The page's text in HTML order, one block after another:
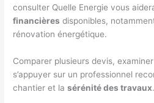
consulter Quelle Energie vous
financières disponibles,
rénovation énergétique.
Comparer plusieurs devis,
s’appuyer sur un professionnel
chantier et lasérénité des travaux.